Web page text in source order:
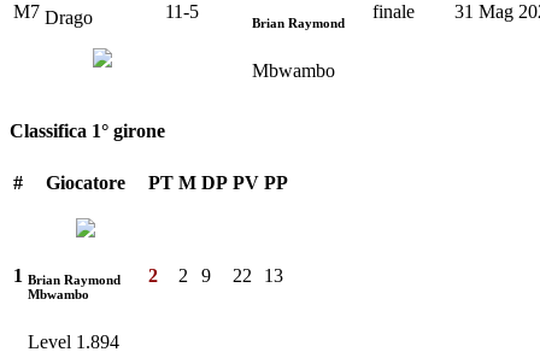
M7 Drago 11-5
Brian Raymond
Mbwambo
finale 31 Mag
Classifica 1° girone
# Giocatore PT M DP PV PP
1 Brian Raymond
Mbwambo
Level 1.894
2 2 9 22 13